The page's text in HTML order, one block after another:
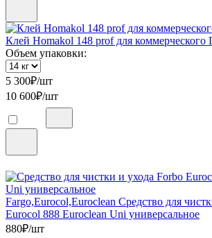
Клей Homakol 148 prof для
Объем упаковки:
5 300₽/шт
10 600₽/шт
Fargo,Eurocol,Euroclean Средство для
Eurocol 888 Euroclean Uni универсальное
880₽/шт